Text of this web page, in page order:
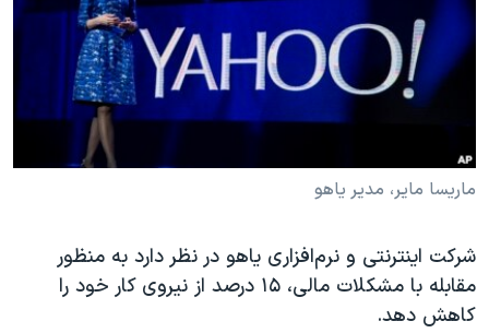
فرهنگ و زندگی
حقوق شهروندی
اقتصادی
آرشیو پخش زنده
مستندها
انتخابات ریاست جمهوری آمریکا ۲۰۲۴
حمله جمهوری اسلامی به اسرائیل
مجموعه مستندهای دادخواهی
تریبونال مردمی آبان ۹۸
دنبال کنید
زبانهای مختلف
ماریسا مایر، مدیر یاهو
شرکت اینترنتی و نرم‌افزاری یاهو در نظر دارد به منظور
مقابله با مشکلات مالی، ۱۵ درصد از نیروی کار خود را
کاهش دهد.